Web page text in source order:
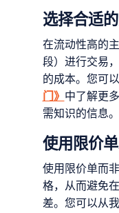
选择合适
在流动性高的
段）进行交易
的成本。您可
门》 中了解更
需知识的信息。
使用限价单
使用限价单而
格，从而避免
差。您可以从